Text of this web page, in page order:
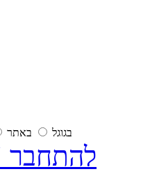
בגוגל באתר
להתחבר